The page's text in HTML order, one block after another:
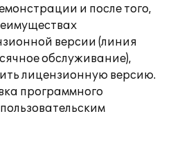
и после того,
версии (линия
обслуживание),
лицензионную версию.
программного